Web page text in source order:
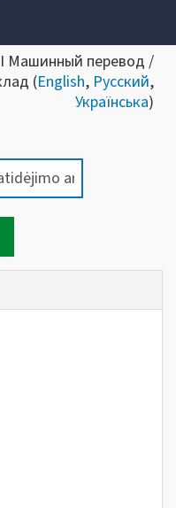
Машинный перевод /
(English, Русский,
Українська)